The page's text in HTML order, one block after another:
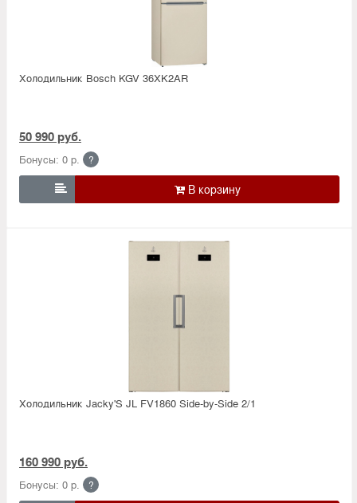
Холодильник Bosсh KGV 36XK2AR
50 990 руб.
Бонусы: 0 р. ?

Холодильник Jacky'S JL FV1860 Side-by-Side 2/1
160 990 руб.
Бонусы: 0 р. ?